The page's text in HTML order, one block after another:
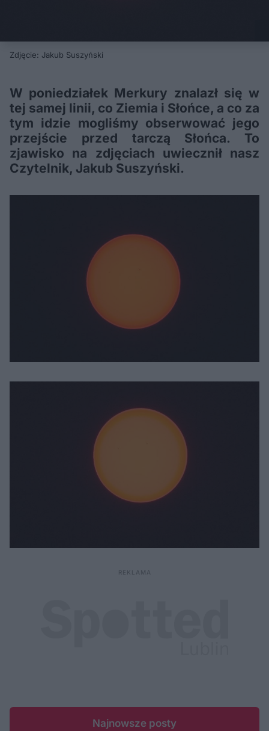
Zdjęcie: Jakub Suszyński
W poniedziałek Merkury znalazł się w
tej samej linii, co Ziemia i Słońce, a co za
tym idzie mogliśmy obserwować jego
przejście przed tarczą Słońca. To
zjawisko na zdjęciach uwiecznił nasz
Czytelnik, Jakub Suszyński.
Najnowsze posty